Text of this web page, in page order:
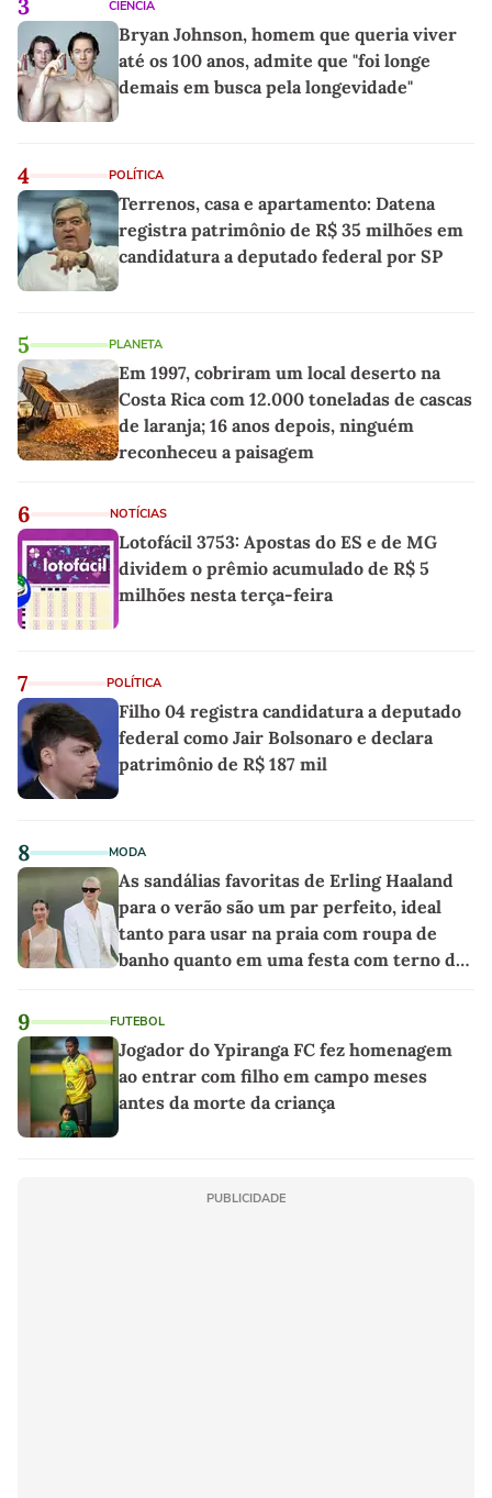
3 CIÊNCIA
Bryan Johnson, homem que queria viver
até os 100 anos, admite que "foi longe
demais em busca pela longevidade"
4 POLÍTICA
Terrenos, casa e apartamento: Datena
registra patrimônio de R$ 35 milhões em
candidatura a deputado federal por SP
5 PLANETA
Em 1997, cobriram um local deserto na
Costa Rica com 12.000 toneladas de cascas
de laranja; 16 anos depois, ninguém
reconheceu a paisagem
6 NOTÍCIAS
Lotofácil 3753: Apostas do ES e de MG
dividem o prêmio acumulado de R$ 5
milhões nesta terça-feira
7 POLÍTICA
Filho 04 registra candidatura a deputado
federal como Jair Bolsonaro e declara
patrimônio de R$ 187 mil
8 MODA
As sandálias favoritas de Erling Haaland
para o verão são um par perfeito, ideal
tanto para usar na praia com roupa de
banho quanto em uma festa com terno de
9 FUTEBOL
Jogador do Ypiranga FC fez homenagem
ao entrar com filho em campo meses
antes da morte da criança
PUBLICIDADE